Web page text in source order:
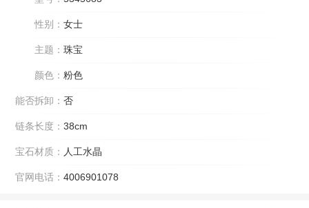
性别： 女士
主题： 珠宝
颜色： 粉色
能否拆卸： 否
链条长度： 38cm
宝石材质： 人工水晶
官网电话： 4006901078